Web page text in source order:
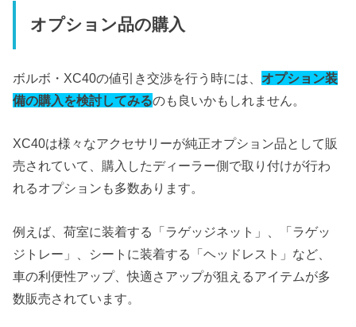
オプション品の購入
ボルボ・XC40の値引き交渉を行う時には、 オプション装
備の購入を検討してみるのも良いかもしれません。
XC40は様々なアクセサリーが純正オプション品として販
売されていて、購入したディーラー側で取り付けが行わ
れるオプションも多数あります。
例えば、荷室に装着する「ラゲッジネット」、「ラゲッ
ジトレー」、シートに装着する「ヘッドレスト」など、
車の利便性アップ、快適さアップが狙えるアイテムが多
数販売されています。